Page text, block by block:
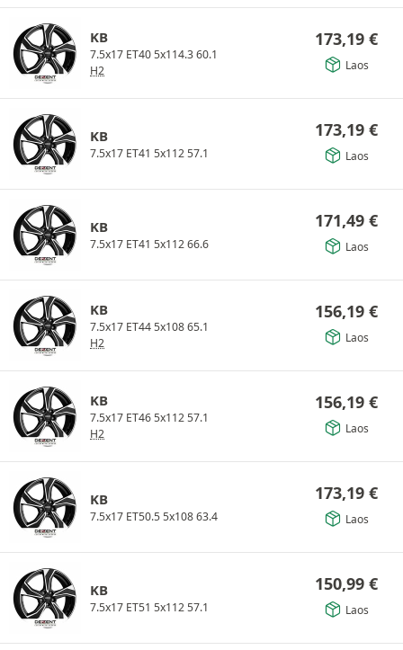
KB
7.5x17 ET40 5x114.3 60.1
H2
173,19 €
Laos
KB
7.5x17 ET41 5x112 57.1
173,19 €
Laos
KB
7.5x17 ET41 5x112 66.6
171,49 €
Laos
KB
7.5x17 ET44 5x108 65.1
H2
156,19 €
Laos
KB
7.5x17 ET46 5x112 57.1
H2
156,19 €
Laos
KB
7.5x17 ET50.5 5x108 63.4
173,19 €
Laos
KB
7.5x17 ET51 5x112 57.1
150,99 €
Laos